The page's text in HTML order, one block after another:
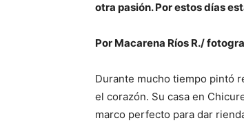
otra pasión. Por estos días
Por Macarena Ríos R./
Durante mucho tiempo pintó
el corazón. Su casa en
marco perfecto para dar